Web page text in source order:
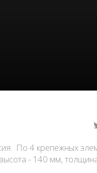
По 4 крепежных
- 140 мм,